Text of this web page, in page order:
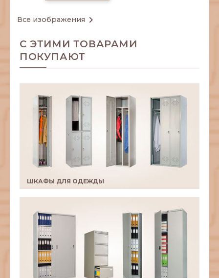
Все изображения 
С ЭТИМИ ТОВАРАМИ
ПОКУПАЮТ
ШКАФЫ ДЛЯ ОДЕЖДЫ